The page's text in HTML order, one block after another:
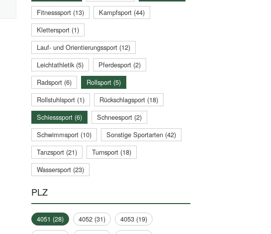
Fitnesssport (13)
Kampfsport (44)
Klettersport (1)
Lauf- und Orientierungssport (12)
Leichtathletik (5)
Pferdesport (2)
Radsport (6)
Rollsport (5)
Rollstuhlsport (1)
Rückschlagsport (18)
Schiesssport (6)
Schneesport (2)
Schwimmsport (10)
Sonstige Sportarten (42)
Tanzsport (21)
Turnsport (18)
Wassersport (23)
PLZ
4051 (28) 4052 (31)
4053 (19)